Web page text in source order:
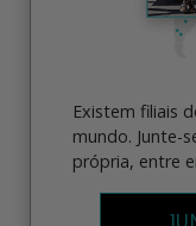
Existem filiais
mundo. Junte-
própria, entre